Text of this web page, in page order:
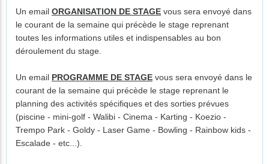
Un email ORGANISATION DE STAGE vous sera envoyé dans
le courant de la semaine qui précède le stage reprenant
toutes les informations utiles et indispensables au bon
déroulement du stage.
Un email PROGRAMME DE STAGE vous sera envoyé dans le
courant de la semaine qui précède le stage reprenant le
planning des activités spécifiques et des sorties prévues
(piscine - mini-golf - Walibi - Cinema - Karting - Koezio -
Trempo Park - Goldy - Laser Game - Bowling - Rainbow kids -
Escalade - etc...).